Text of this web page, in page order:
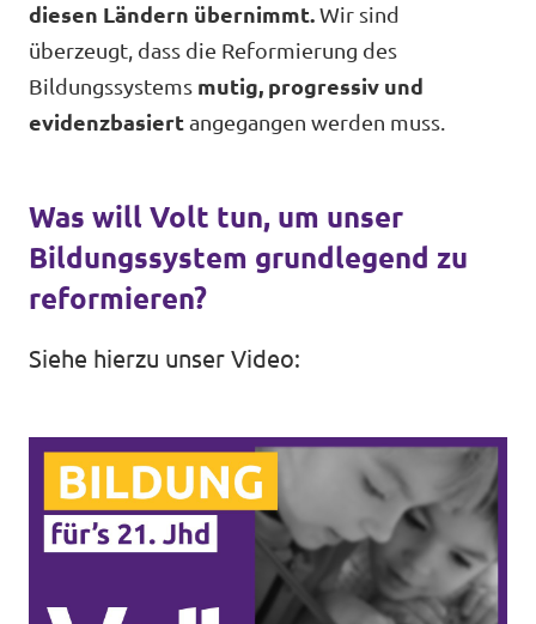
Deine Spende für Volt!
Jobs bei Volt
Datenschutz
diesen Ländern übernimmt. Wir sind
überzeugt, dass die Reformierung des
Bildungssystems mutig, progressiv und
evidenzbasiert angegangen werden muss.
Was will Volt tun, um unser
Bildungssystem grundlegend zu
reformieren?
Siehe hierzu unser Video: